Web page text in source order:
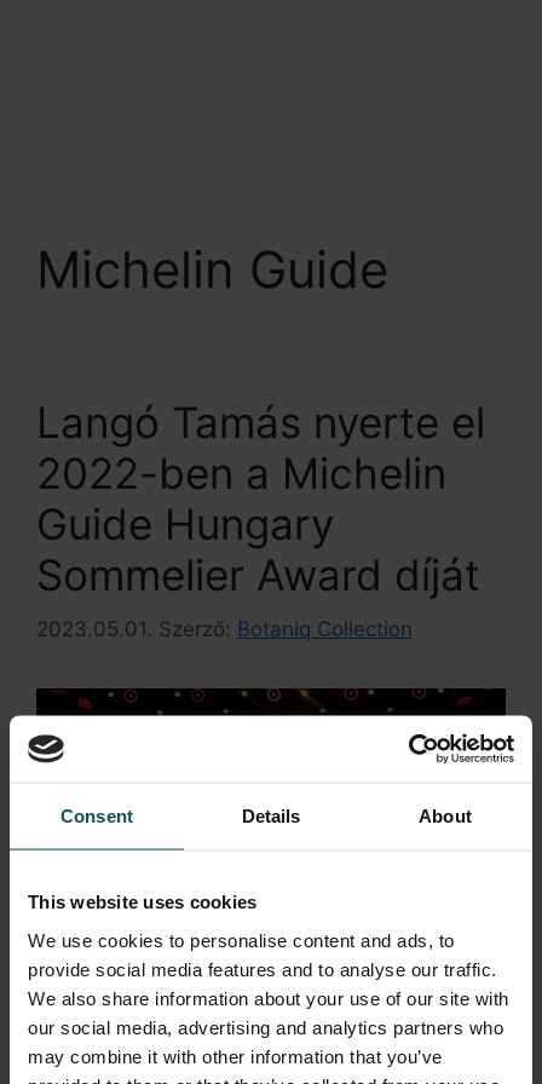
Consent Details About
This website uses cookies
We use cookies to personalise content and ads, to
provide social media features and to analyse our traffic.
We also share information about your use of our site with
our social media, advertising and analytics partners who
may combine it with other information that you’ve
Michelin Guide
Langó Tamás nyerte el
2022-ben a Michelin
Guide Hungary
Sommelier Award díját
2023.05.01. Szerző: Botaniq Collection